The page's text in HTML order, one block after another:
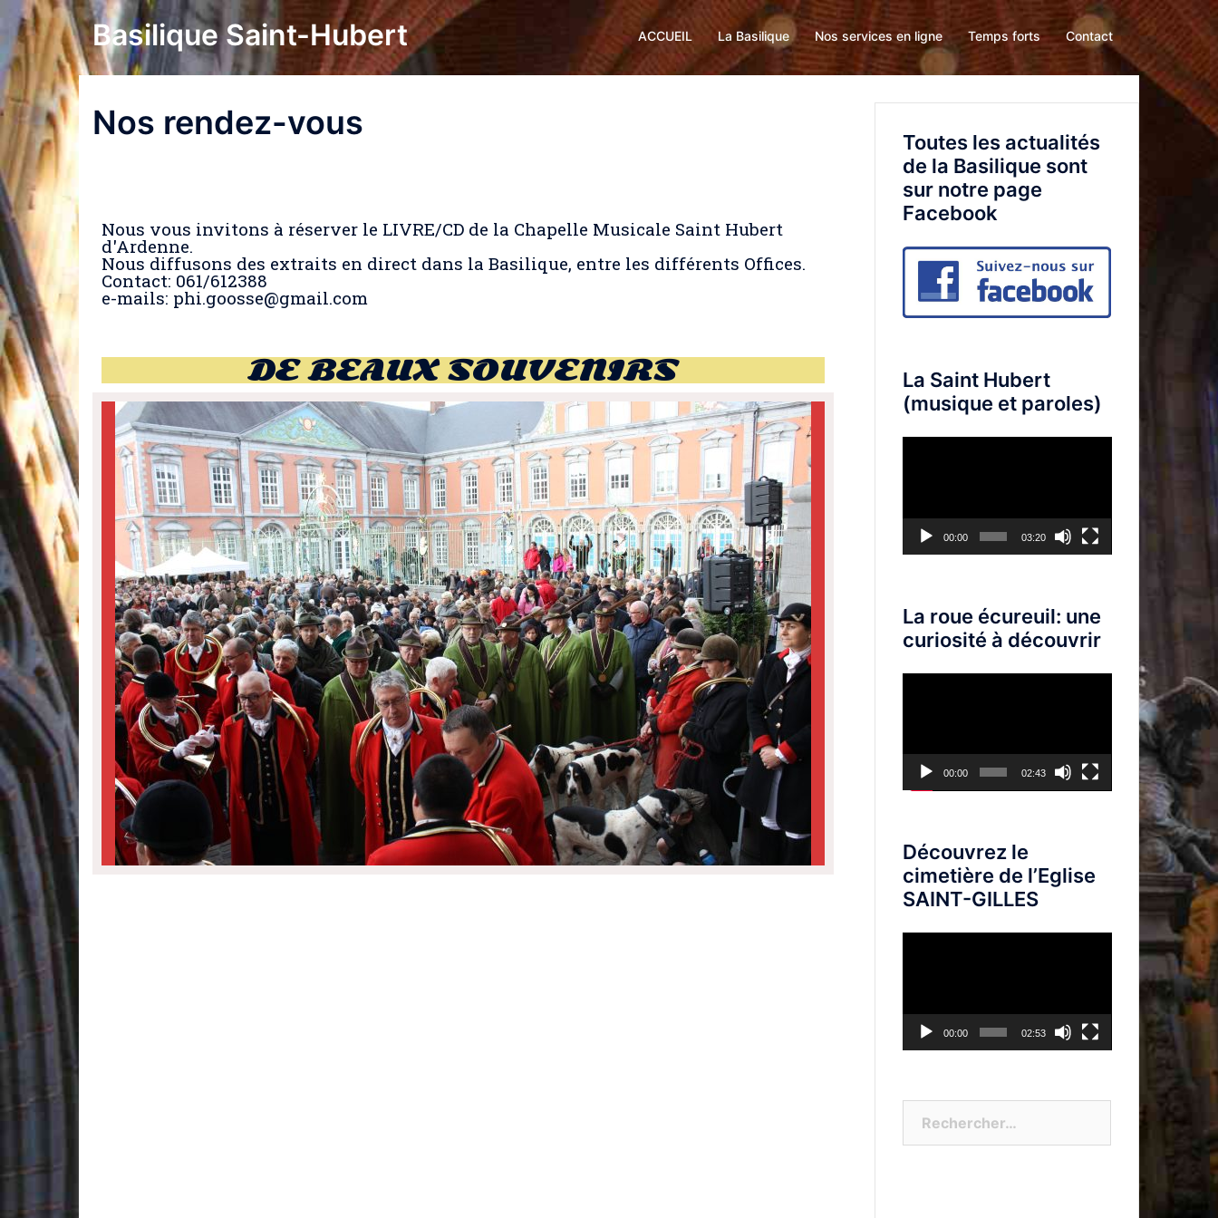
Basilique Saint-Hubert ACCUEIL La Basilique Nos services en ligne Temps forts Contact
Nos rendez-vous
Nous vous invitons à réserver le LIVRE/CD de la Chapelle Musicale Saint Hubert
d'Ardenne.
Nous diffusons des extraits en direct dans la Basilique, entre les différents Offices.
Contact: 061/612388
e-mails: phi.goosse@gmail.com
DE BEAUX SOUVENIRS
Toutes les actualités
de la Basilique sont
sur notre page
Facebook
La Saint Hubert
(musique et paroles)
00:00 03:20
La roue écureuil: une
curiosité à découvrir
00:00 02:43
Découvrez le
cimetière de l’Eglise
SAINT-GILLES
00:00 02:53